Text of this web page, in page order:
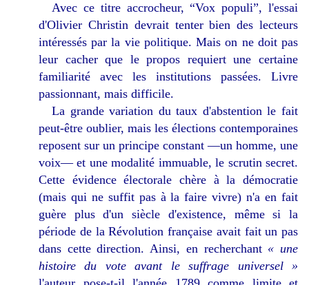
Avec ce titre accrocheur, “Vox populi”, l'essai
d'Olivier Christin devrait tenter bien des lecteurs
intéressés par la vie politique. Mais on ne doit pas
leur cacher que le propos requiert une certaine
familiarité avec les institutions passées. Livre
passionnant, mais difficile.
La grande variation du taux d'abstention le fait
peut-être oublier, mais les élections contemporaines
reposent sur un principe constant —un homme, une
voix— et une modalité immuable, le scrutin secret.
Cette évidence électorale chère à la démocratie
(mais qui ne suffit pas à la faire vivre) n'a en fait
guère plus d'un siècle d'existence, même si la
période de la Révolution française avait fait un pas
dans cette direction. Ainsi, en recherchant « une
histoire du vote avant le suffrage universel »